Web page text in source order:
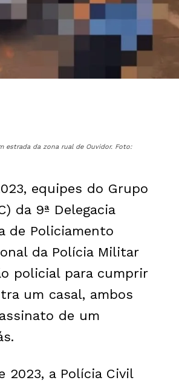
estrada da zona rual de Ouvidor. Foto:
equipes do Grupo
da 9ª Delegacia
de Policiamento
da Polícia Militar
policial para cumprir
um casal, ambos
de um
2023, a Polícia Civil